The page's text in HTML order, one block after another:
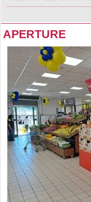
APERTURE